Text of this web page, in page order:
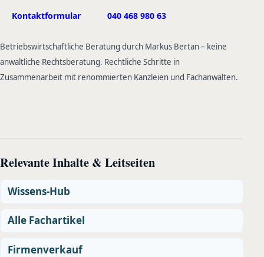
Kontaktformular 040 468 980 63
Betriebswirtschaftliche Beratung durch Markus Bertan – keine
anwaltliche Rechtsberatung. Rechtliche Schritte in
Zusammenarbeit mit renommierten Kanzleien und Fachanwälten.
Relevante Inhalte & Leitseiten
Wissens-Hub
Alle Fachartikel
Firmenverkauf